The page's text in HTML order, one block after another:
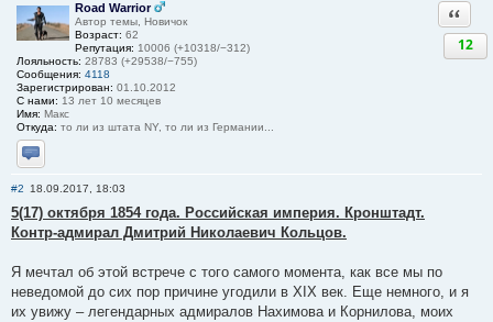
Road Warrior
Автор темы, Новичок
Возраст: 62
Репутация: 10006 (+10318/−312)
Лояльность: 28783 (+29538/−755)
Сообщения: 4118
Зарегистрирован: 01.10.2012
С нами: 13 лет 10 месяцев
Имя: Макс
Откуда: то ли из штата NY, то ли из Германии...
Отправить личное сообщение
12
#2 18.09.2017, 18:03
5(17) октября 1854 года. Российская империя. Кронштадт.
Контр-адмирал Дмитрий Николаевич Кольцов.
Я мечтал об этой встрече с того самого момента, как все мы по
неведомой до сих пор причине угодили в XIX век. Еще немного, и я
их увижу – легендарных адмиралов Нахимова и Корнилова, моих